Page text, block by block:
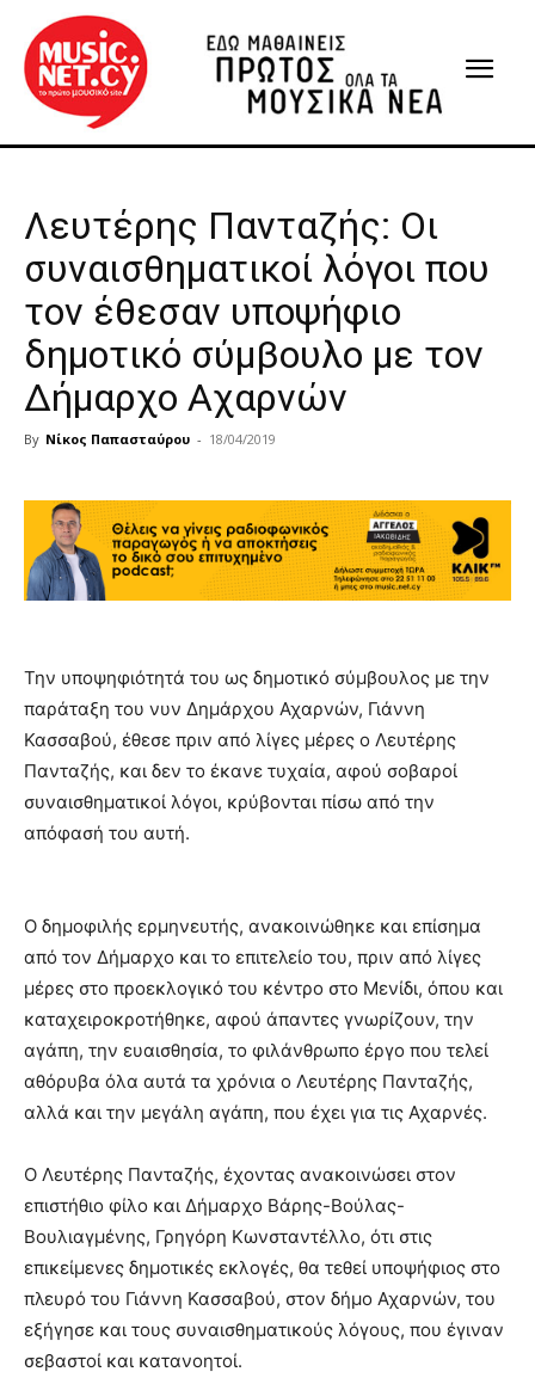
Λευτέρης Πανταζής: Οι
συναισθηματικοί λόγοι που
τον έθεσαν υποψήφιο
δημοτικό σύμβουλο με τον
Δήμαρχο Αχαρνών
By Νίκος Παπασταύρου - 18/04/2019
Την υποψηφιότητά του ως δημοτικό σύμβουλος με την
παράταξη του νυν Δημάρχου Αχαρνών, Γιάννη
Κασσαβού, έθεσε πριν από λίγες μέρες ο Λευτέρης
Πανταζής, και δεν το έκανε τυχαία, αφού σοβαροί
συναισθηματικοί λόγοι, κρύβονται πίσω από την
απόφασή του αυτή.
Ο δημοφιλής ερμηνευτής, ανακοινώθηκε και επίσημα
από τον Δήμαρχο και το επιτελείο του, πριν από λίγες
μέρες στο προεκλογικό του κέντρο στο Μενίδι, όπου και
καταχειροκροτήθηκε, αφού άπαντες γνωρίζουν, την
αγάπη, την ευαισθησία, το φιλάνθρωπο έργο που τελεί
αθόρυβα όλα αυτά τα χρόνια ο Λευτέρης Πανταζής,
αλλά και την μεγάλη αγάπη, που έχει για τις Αχαρνές.
Ο Λευτέρης Πανταζής, έχοντας ανακοινώσει στον
επιστήθιο φίλο και Δήμαρχο Βάρης-Βούλας-
Βουλιαγμένης, Γρηγόρη Κωνσταντέλλο, ότι στις
επικείμενες δημοτικές εκλογές, θα τεθεί υποψήφιος στο
πλευρό του Γιάννη Κασσαβού, στον δήμο Αχαρνών, του
εξήγησε και τους συναισθηματικούς λόγους, που έγιναν
σεβαστοί και κατανοητοί.